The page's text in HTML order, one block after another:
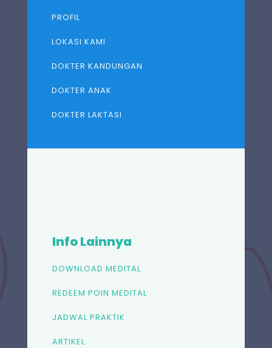
PROFIL
LOKASI KAMI
DOKTER KANDUNGAN
DOKTER ANAK
DOKTER LAKTASI
Info Lainnya
DOWNLOAD MEDITAL
REDEEM POIN MEDITAL
JADWAL PRAKTIK
ARTIKEL